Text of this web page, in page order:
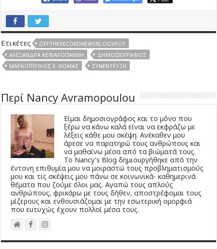
Ετικέτες
OFFTHERECORDNEWSBLOGSPOT
ΑΛΕΞΆΝΔΡΑ ΚΕΦΑΛΟΓΙΆΝΝΗ
ΔΗΜΟΣΙΟΓΡΆΦΟΣ
ΜΑΡΚΌΠΟΥΛΟΣ Χ. ΘΩΜΆΣ
ΣΥΝΈΝΤΕΥΞΗ
Περί Nancy Avramopoulou
Είμαι δημοσιογράφος και το μόνο που
ξέρω να κάνω καλά είναι να εκφράζω με
λέξεις κάθε μου σκέψη. Ανέκαθεν μου
άρεσε να παρατηρώ τους ανθρώπους και
να μαθαίνω μέσα από τα βιώματά τους.
Το Νancy’s Βlog δημιουργήθηκε από την
έντονη επιθυμία μου να μοιραστώ τους προβληματισμούς
μου και τις σκέψεις μου πάνω σε κοινωνικά- καθημερινά
θέματα που ζούμε όλοι μας. Αγαπώ τους απλούς
ανθρώπους, φρικάρω με τους δήθεν, αποστρέφομαι τους
μίζερους και ενθουσιάζομαι με την εσωτερική ομορφιά
που ευτυχώς έχουν πολλοί μέσα τους.